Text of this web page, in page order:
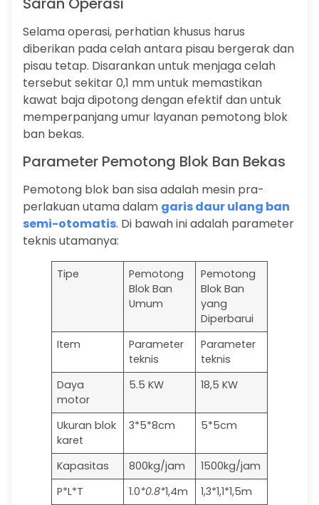
Selama operasi, perhatian khusus harus
diberikan pada celah antara pisau bergerak dan
pisau tetap. Disarankan untuk menjaga celah
tersebut sekitar 0,1 mm untuk memastikan
kawat baja dipotong dengan efektif dan untuk
memperpanjang umur layanan pemotong blok
ban bekas.
Parameter Pemotong Blok Ban Bekas
Pemotong blok ban sisa adalah mesin pra-
perlakuan utama dalam garis daur ulang ban
semi-otomatis. Di bawah ini adalah parameter
teknis utamanya:
Tipe
Pemotong
Blok Ban
Umum
Pemotong
Blok Ban
yang
Diperbarui
Item
Parameter
teknis
Parameter
teknis
Daya
motor
5.5 KW 18,5 KW
Ukuran blok
karet
3*5*8cm 5*5cm
Kapasitas 800kg/jam
1500kg/jam
P*L*T
1.0*0.8*1,4m
1,3*1,1*1,5m